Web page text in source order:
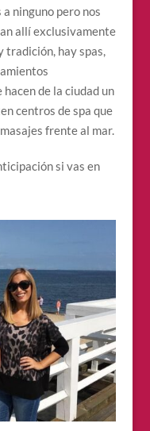
ninguno pero nos
allí exclusivamente
tradición, hay spas,
de la ciudad un
centros de spa que
frente al mar.
si vas en